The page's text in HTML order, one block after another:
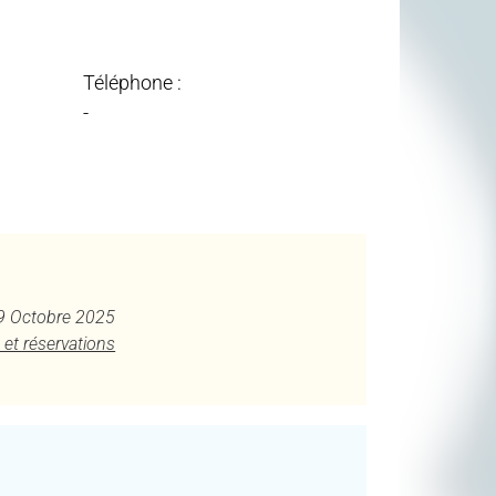
Téléphone :
-
Octobre 2025
réservations